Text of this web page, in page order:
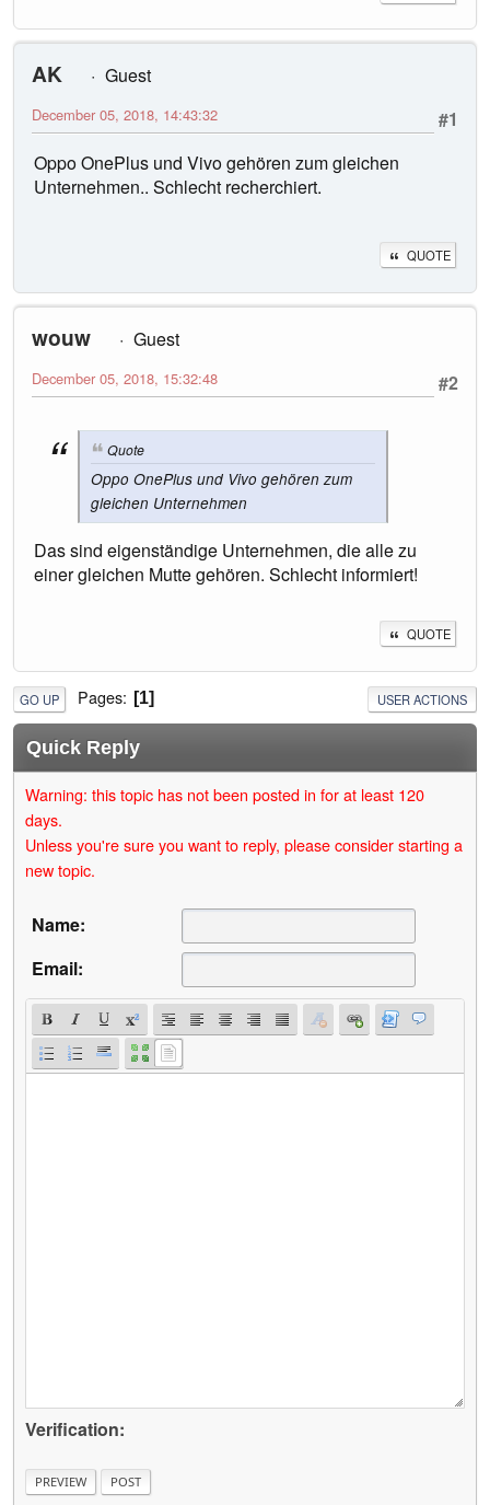
AK
Guest
#1
December 05, 2018, 14:43:32
Oppo OnePlus und Vivo gehören zum gleichen
Unternehmen.. Schlecht recherchiert.
QUOTE
wouw
Guest
#2
December 05, 2018, 15:32:48
Quote
Oppo OnePlus und Vivo gehören zum
gleichen Unternehmen
Das sind eigenständige Unternehmen, die alle zu
einer gleichen Mutte gehören. Schlecht informiert!
QUOTE
GO UP Pages 1 USER ACTIONS
Quick Reply
Warning: this topic has not been posted in for at least 120
days.
Unless you're sure you want to reply, please consider starting a
new topic.
Name:
Email:
Verification: